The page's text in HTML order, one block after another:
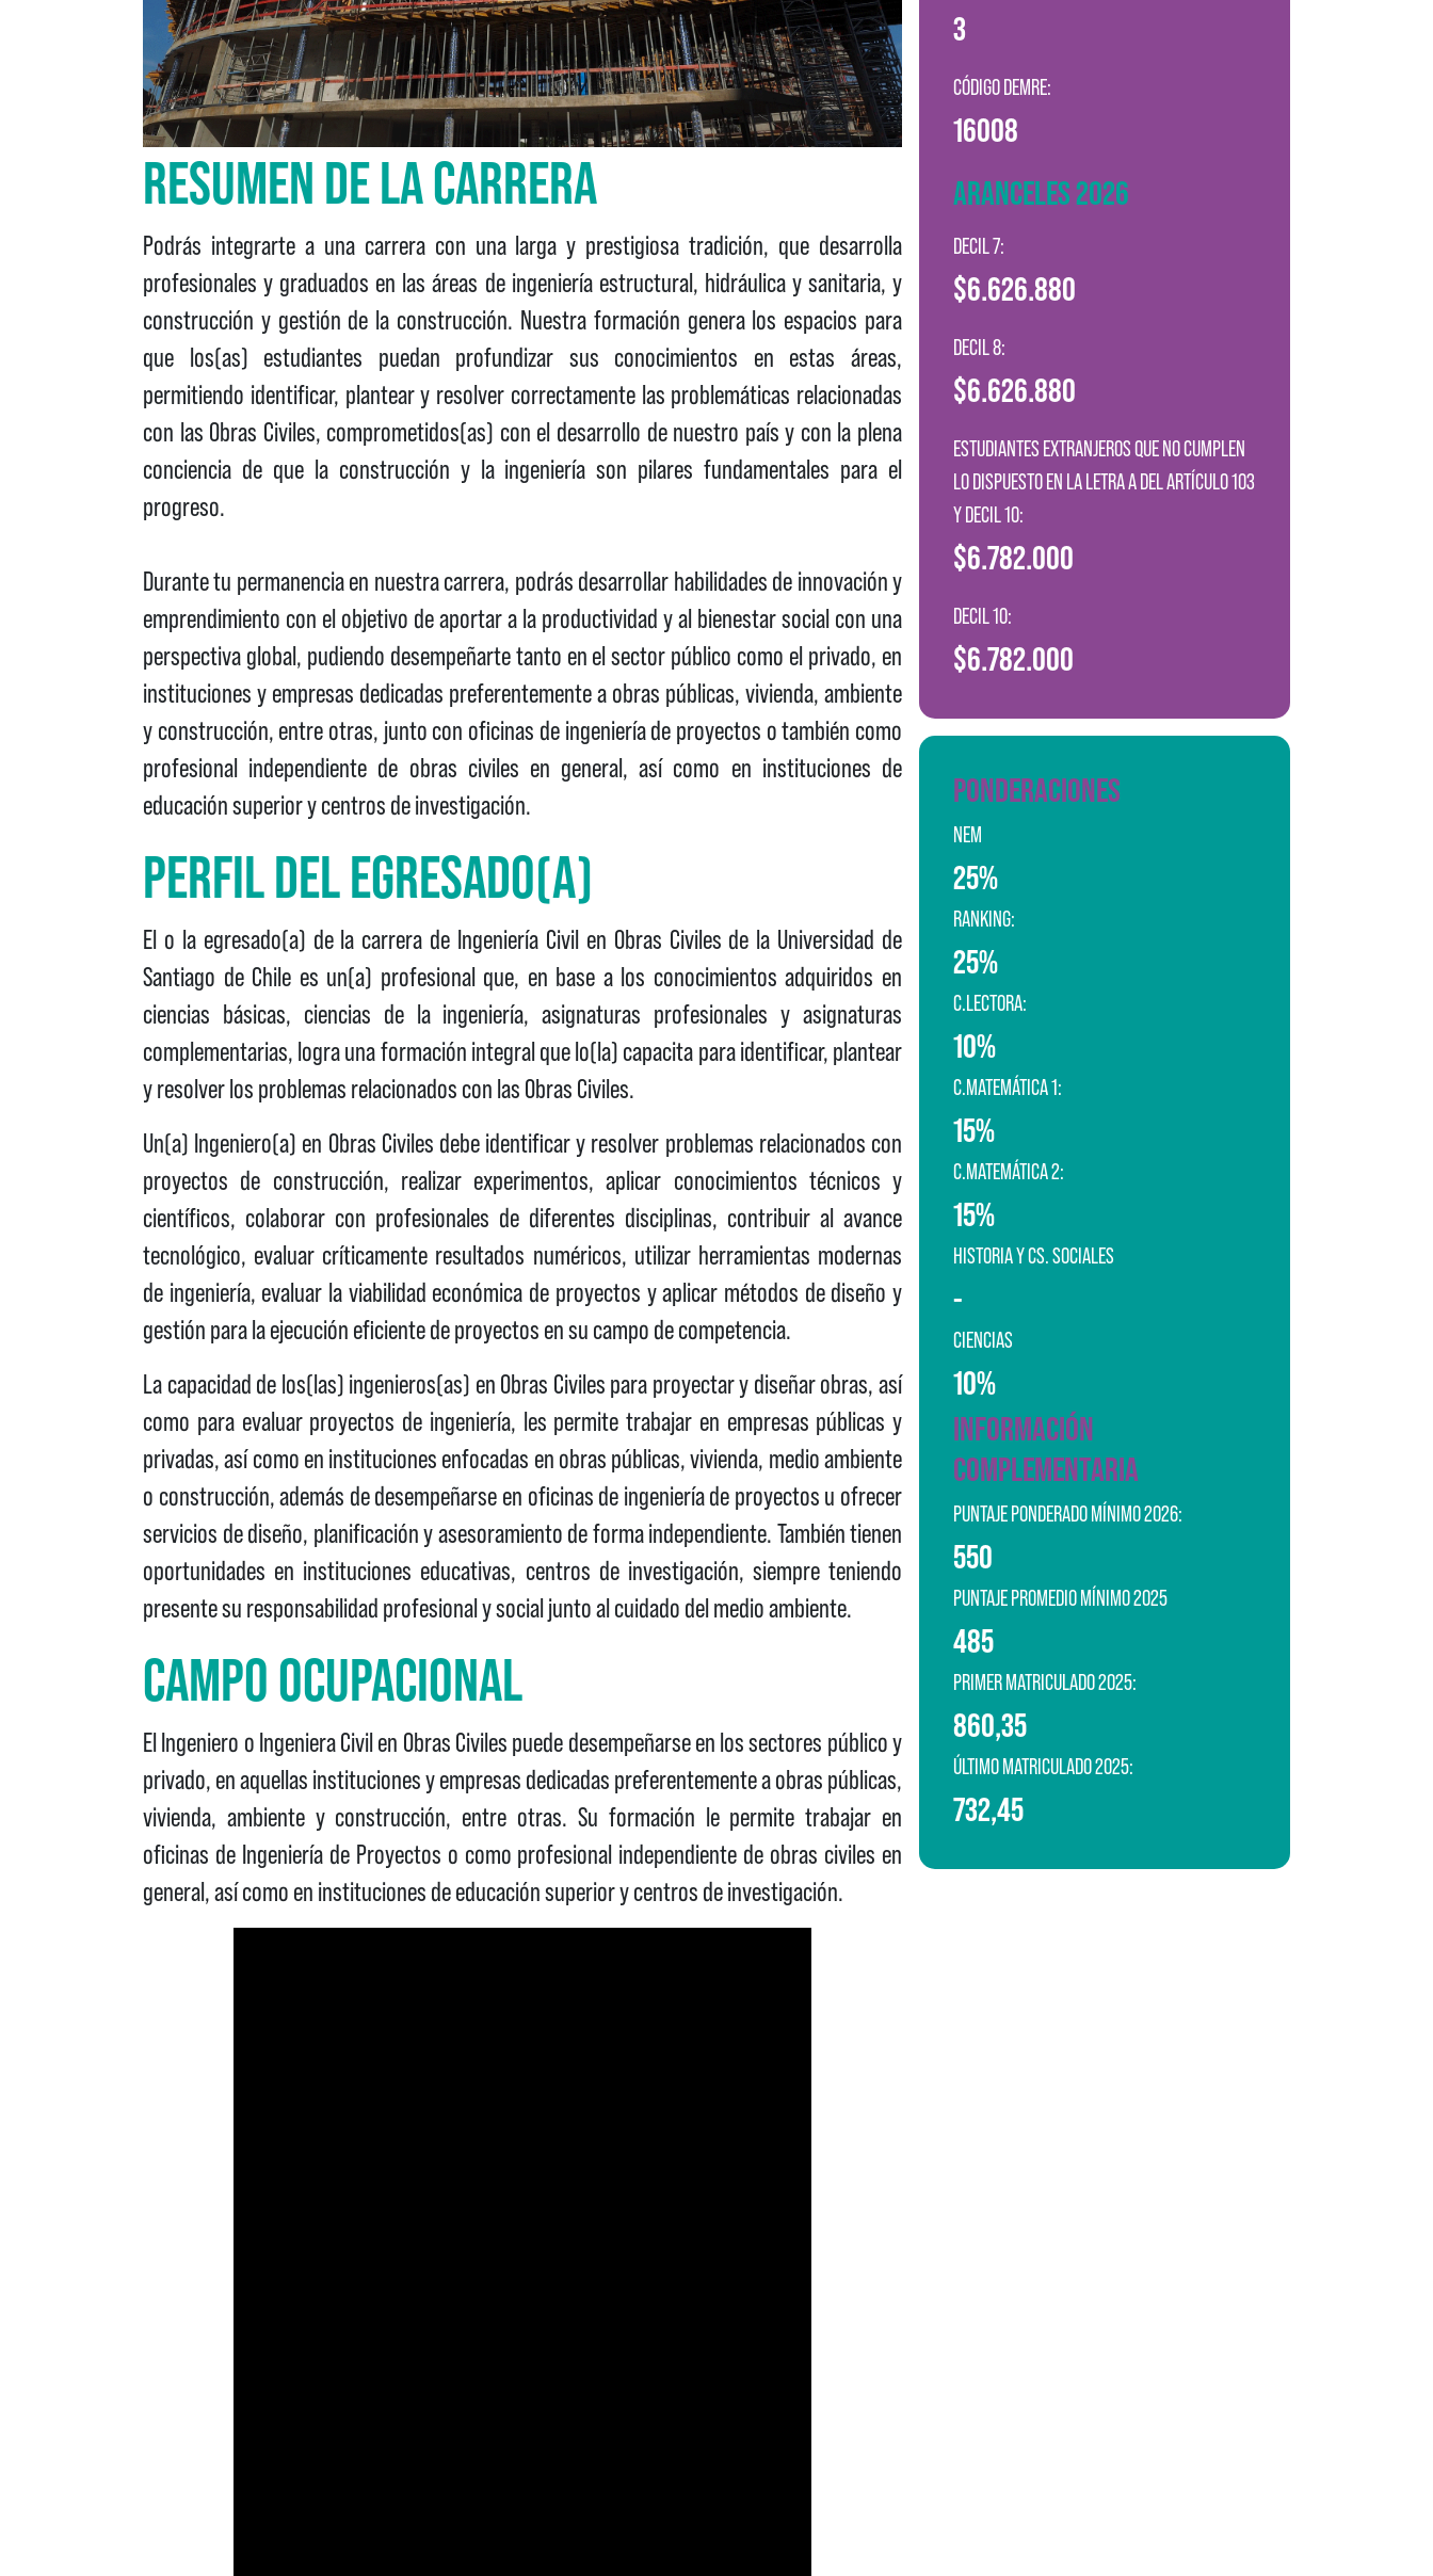
RESUMEN DE LA CARRERA
Podrás integrarte a una carrera con una larga y prestigiosa tradición, que desarrolla
profesionales y graduados en las áreas de ingeniería estructural, hidráulica y sanitaria, y
construcción y gestión de la construcción. Nuestra formación genera los espacios para
que los(as) estudiantes puedan profundizar sus conocimientos en estas áreas,
permitiendo identificar, plantear y resolver correctamente las problemáticas relacionadas
con las Obras Civiles, comprometidos(as) con el desarrollo de nuestro país y con la plena
conciencia de que la construcción y la ingeniería son pilares fundamentales para el
progreso.
Durante tu permanencia en nuestra carrera, podrás desarrollar habilidades de innovación y
emprendimiento con el objetivo de aportar a la productividad y al bienestar social con una
perspectiva global, pudiendo desempeñarte tanto en el sector público como el privado, en
instituciones y empresas dedicadas preferentemente a obras públicas, vivienda, ambiente
y construcción, entre otras, junto con oficinas de ingeniería de proyectos o también como
profesional independiente de obras civiles en general, así como en instituciones de
educación superior y centros de investigación.
PERFIL DEL EGRESADO(A)
El o la egresado(a) de la carrera de Ingeniería Civil en Obras Civiles de la Universidad de
Santiago de Chile es un(a) profesional que, en base a los conocimientos adquiridos en
ciencias básicas, ciencias de la ingeniería, asignaturas profesionales y asignaturas
complementarias, logra una formación integral que lo(la) capacita para identificar, plantear
y resolver los problemas relacionados con las Obras Civiles.
Un(a) Ingeniero(a) en Obras Civiles debe identificar y resolver problemas relacionados con
proyectos de construcción, realizar experimentos, aplicar conocimientos técnicos y
científicos, colaborar con profesionales de diferentes disciplinas, contribuir al avance
tecnológico, evaluar críticamente resultados numéricos, utilizar herramientas modernas
de ingeniería, evaluar la viabilidad económica de proyectos y aplicar métodos de diseño y
gestión para la ejecución eficiente de proyectos en su campo de competencia.
La capacidad de los(las) ingenieros(as) en Obras Civiles para proyectar y diseñar obras, así
como para evaluar proyectos de ingeniería, les permite trabajar en empresas públicas y
privadas, así como en instituciones enfocadas en obras públicas, vivienda, medio ambiente
o construcción, además de desempeñarse en oficinas de ingeniería de proyectos u ofrecer
servicios de diseño, planificación y asesoramiento de forma independiente. También tienen
oportunidades en instituciones educativas, centros de investigación, siempre teniendo
presente su responsabilidad profesional y social junto al cuidado del medio ambiente.
CAMPO OCUPACIONAL
El Ingeniero o Ingeniera Civil en Obras Civiles puede desempeñarse en los sectores público y
privado, en aquellas instituciones y empresas dedicadas preferentemente a obras públicas,
vivienda, ambiente y construcción, entre otras. Su formación le permite trabajar en
oficinas de Ingeniería de Proyectos o como profesional independiente de obras civiles en
general, así como en instituciones de educación superior y centros de investigación.
3
CÓDIGO DEMRE:
16008
ARANCELES 2026
DECIL 7:
$6.626.880
DECIL 8:
$6.626.880
ESTUDIANTES EXTRANJEROS QUE NO CUMPLEN
LO DISPUESTO EN LA LETRA A DEL ARTÍCULO 103
Y DECIL 10:
$6.782.000
DECIL 10:
$6.782.000
PONDERACIONES
NEM
25%
RANKING:
25%
C.LECTORA:
10%
C.MATEMÁTICA 1:
15%
C.MATEMÁTICA 2:
15%
HISTORIA Y CS. SOCIALES
-
CIENCIAS
10%
INFORMACIÓN
COMPLEMENTARIA
PUNTAJE PONDERADO MÍNIMO 2026:
550
PUNTAJE PROMEDIO MÍNIMO 2025
485
PRIMER MATRICULADO 2025:
860,35
ÚLTIMO MATRICULADO 2025:
732,45